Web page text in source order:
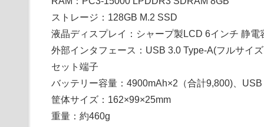
ストレージ：128GB M.2 SSD
液晶ディスプレイ：シャープ製LCD 6インチ 静
外部インタフェース：USB 3.0 Type-A(フルサイ
セット端子
バッテリー容量：4900mAh×2（合計9,800)、
筐体サイズ：162×99×25mm
重量：約460g